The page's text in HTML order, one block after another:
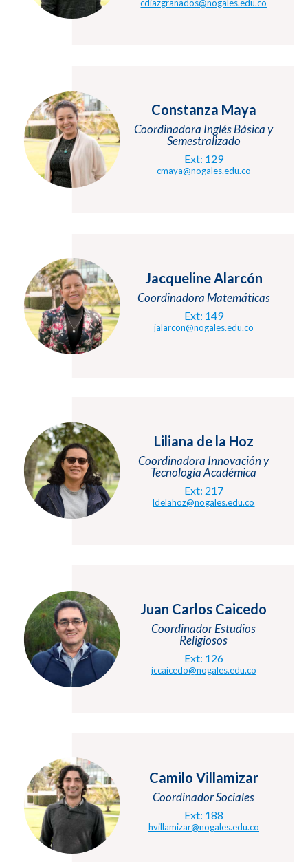
cdiazgranados@nogales.edu.co
Constanza Maya
Coordinadora Inglés Básica y
Semestralizado
Ext: 129
cmaya@nogales.edu.co
Jacqueline Alarcón
Coordinadora Matemáticas
Ext: 149
jalarcon@nogales.edu.co
Liliana de la Hoz
Coordinadora Innovación y
Tecnología Académica
Ext: 217
ldelahoz@nogales.edu.co
Juan Carlos Caicedo
Coordinador Estudios
Religiosos
Ext: 126
jccaicedo@nogales.edu.co
Camilo Villamizar
Coordinador Sociales
Ext: 188
hvillamizar@nogales.edu.co